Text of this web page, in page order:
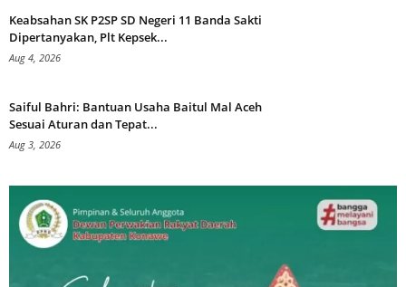
Keabsahan SK P2SP SD Negeri 11 Banda Sakti
Dipertanyakan, Plt Kepsek...
Aug 4, 2026
Saiful Bahri: Bantuan Usaha Baitul Mal Aceh
Sesuai Aturan dan Tepat...
Aug 3, 2026